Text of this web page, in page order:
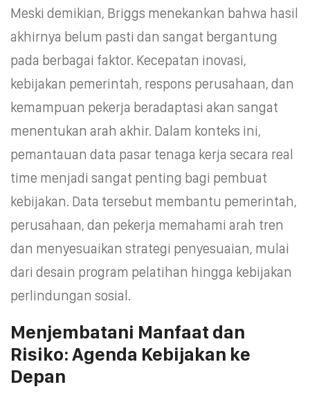
Meski demikian, Briggs menekankan bahwa hasil
akhirnya belum pasti dan sangat bergantung
pada berbagai faktor. Kecepatan inovasi,
kebijakan pemerintah, respons perusahaan, dan
kemampuan pekerja beradaptasi akan sangat
menentukan arah akhir. Dalam konteks ini,
pemantauan data pasar tenaga kerja secara real
time menjadi sangat penting bagi pembuat
kebijakan. Data tersebut membantu pemerintah,
perusahaan, dan pekerja memahami arah tren
dan menyesuaikan strategi penyesuaian, mulai
dari desain program pelatihan hingga kebijakan
perlindungan sosial.
Menjembatani Manfaat dan
Risiko: Agenda Kebijakan ke
Depan